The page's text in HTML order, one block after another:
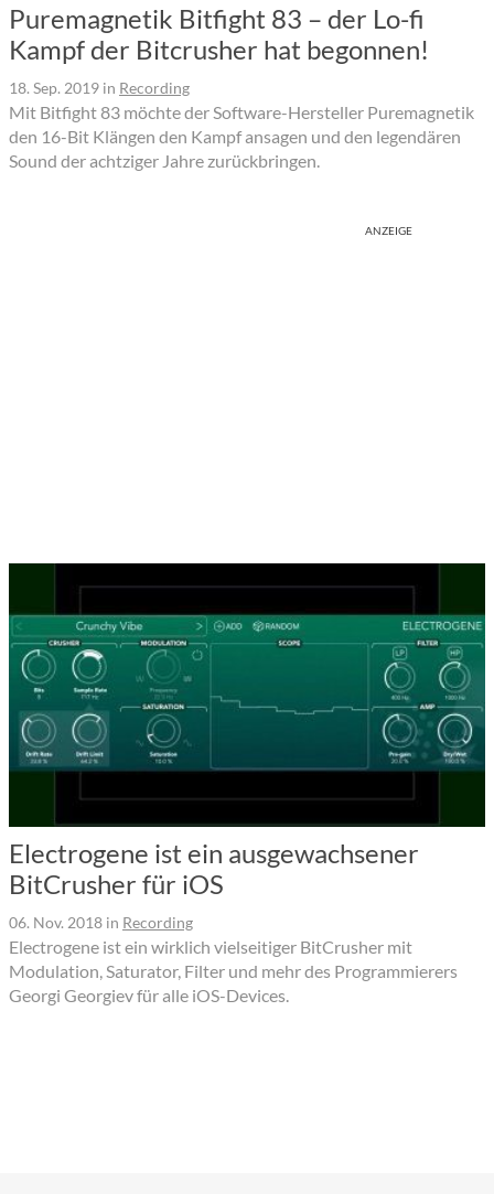
Puremagnetik Bitfight 83 – der Lo-fi
Kampf der Bitcrusher hat begonnen!
18. Sep. 2019 in Recording
Mit Bitfight 83 möchte der Software-Hersteller Puremagnetik
den 16-Bit Klängen den Kampf ansagen und den legendären
Sound der achtziger Jahre zurückbringen.
ANZEIGE
Electrogene ist ein ausgewachsener
BitCrusher für iOS
06. Nov. 2018 in Recording
Electrogene ist ein wirklich vielseitiger BitCrusher mit
Modulation, Saturator, Filter und mehr des Programmierers
Georgi Georgiev für alle iOS-Devices.